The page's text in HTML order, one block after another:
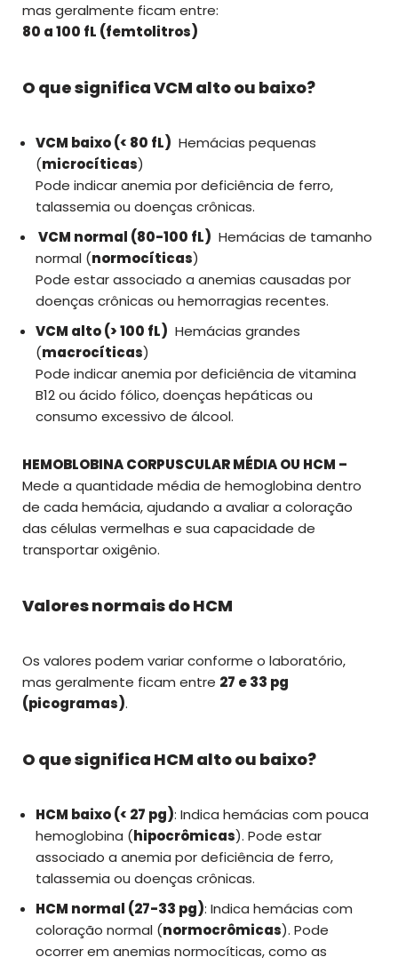
mas geralmente ficam entre:
80 a 100 fL (femtolitros)
O que significa VCM alto ou baixo?
VCM baixo (< 80 fL) Hemácias pequenas
(microcíticas)
Pode indicar anemia por deficiência de ferro,
talassemia ou doenças crônicas.
VCM normal (80-100 fL) Hemácias de tamanho
normal (normocíticas)
Pode estar associado a anemias causadas por
doenças crônicas ou hemorragias recentes.
VCM alto (> 100 fL) Hemácias grandes
(macrocíticas)
Pode indicar anemia por deficiência de vitamina
B12 ou ácido fólico, doenças hepáticas ou
consumo excessivo de álcool.
HEMOBLOBINA CORPUSCULAR MÉDIA OU HCM –
Mede a quantidade média de hemoglobina dentro
de cada hemácia, ajudando a avaliar a coloração
das células vermelhas e sua capacidade de
transportar oxigênio.
Valores normais do HCM
Os valores podem variar conforme o laboratório,
mas geralmente ficam entre 27 e 33 pg
(picogramas).
O que significa HCM alto ou baixo?
HCM baixo (< 27 pg): Indica hemácias com pouca
hemoglobina (hipocrômicas). Pode estar
associado a anemia por deficiência de ferro,
talassemia ou doenças crônicas.
HCM normal (27-33 pg): Indica hemácias com
coloração normal (normocrômicas). Pode
ocorrer em anemias normocíticas, como as